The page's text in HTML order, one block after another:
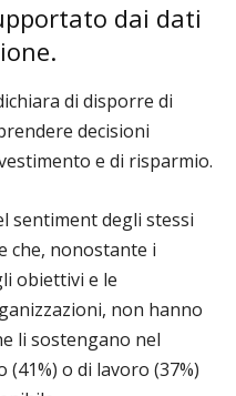
dai dati
di disporre di
decisioni
e di risparmio.
sentiment degli stessi
che, nonostante i
obiettivi e le
non hanno
li sostengano nel
o di lavoro (37%)